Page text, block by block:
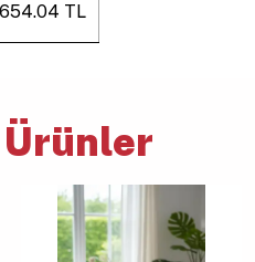
654.04 TL
Ürünler